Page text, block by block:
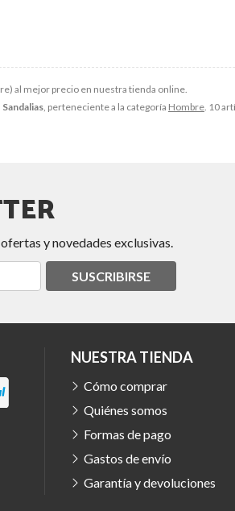
al mejor precio en nuestra tienda online.
Sandalias, perteneciente a la categoría Hombre. 10
y novedades exclusivas.
SUSCRIBIRSE
NUESTRA TIENDA
Cómo comprar
Quiénes somos
Formas de pago
Gastos de envío
Garantía y devoluciones